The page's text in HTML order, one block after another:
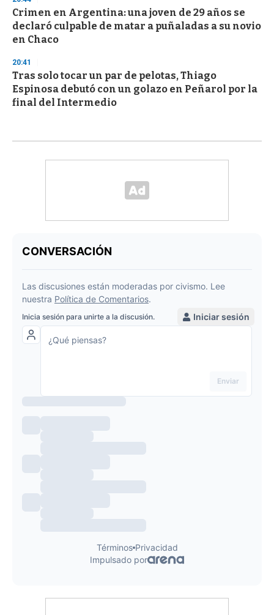
Crimen en Argentina: una joven de 29 años se
declaró culpable de matar a puñaladas a su novio
en Chaco
20:41
Tras solo tocar un par de pelotas, Thiago
Espinosa debutó con un golazo en Peñarol por la
final del Intermedio